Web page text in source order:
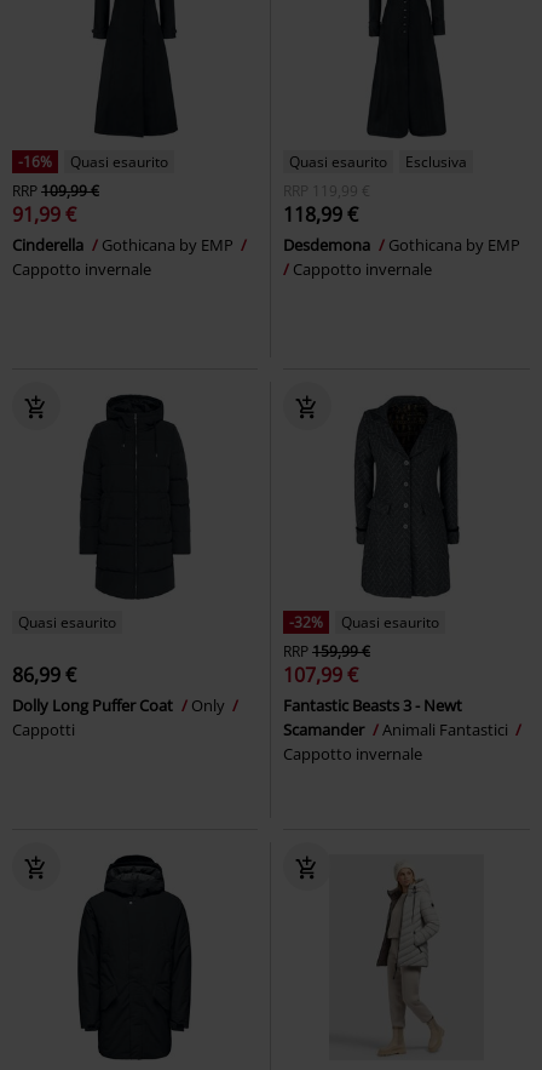
-16%
Quasi esaurito
RRP109,99 €
91,99 €
Cinderella
Gothicana by EMP
Cappotto invernale
Quasi esaurito
Esclusiva
RRP
119,99 €
118,99 €
Desdemona
Gothicana by EMP
Cappotto invernale
Quasi esaurito
86,99 €
Dolly Long Puffer Coat
Only
Cappotti
-32%
Quasi esaurito
RRP159,99 €
107,99 €
Fantastic Beasts 3 - Newt
Scamander
Animali Fantastici
Cappotto invernale